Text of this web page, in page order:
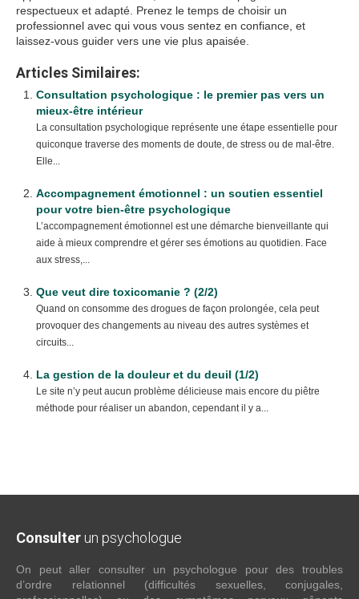
respectueux et adapté. Prenez le temps de choisir un
professionnel avec qui vous vous sentez en confiance, et
laissez-vous guider vers une vie plus apaisée.
Articles Similaires:
Consultation psychologique : le premier pas vers un
mieux-être intérieur
La consultation psychologique représente une étape essentielle pour
quiconque traverse des moments de doute, de stress ou de mal-être.
Elle...
Accompagnement émotionnel : un soutien essentiel
pour votre bien-être psychologique
L’accompagnement émotionnel est une démarche bienveillante qui
aide à mieux comprendre et gérer ses émotions au quotidien. Face
aux stress,...
Que veut dire toxicomanie ? (2/2)
Quand on consomme des drogues de façon prolongée, cela peut
provoquer des changements au niveau des autres systèmes et
circuits...
La gestion de la douleur et du deuil (1/2)
Le site n’y peut aucun problème délicieuse mais encore du piêtre
méthode pour réaliser un abandon, cependant il y a...
Consulter un psychologue
On peut aller consulter un psychologue pour des troubles
d’ordre relationnel (difficultés sexuelles, conjugales,